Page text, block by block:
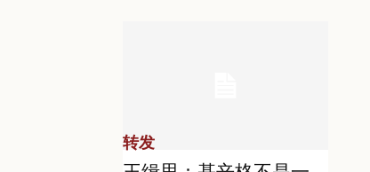
转发